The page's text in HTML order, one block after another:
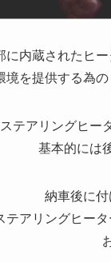
内蔵されたヒ
境を提供する為
ステアリングヒー
基本的には
納車後に付
テアリングヒー